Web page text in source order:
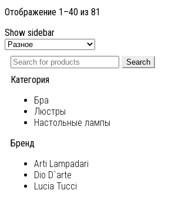
Отображение 1–40 из 81
Show sidebar
Search
Категория
Бра
Люстры
Настольные лампы
Бренд
Arti Lampadari
Dio D`arte
Lucia Tucci